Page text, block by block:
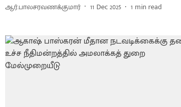
ஆர்.பாலசரவணக்குமார் 11 Dec 2025 1 min read